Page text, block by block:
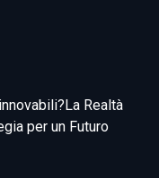
Realtà
per un Futuro